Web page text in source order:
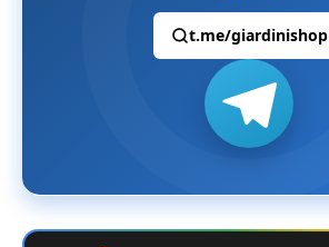
t.me/giardinishop